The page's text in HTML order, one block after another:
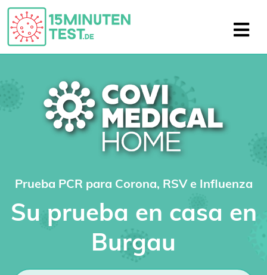
Prueba PCR para Corona, RSV e Influenza
Su prueba en casa en
Burgau